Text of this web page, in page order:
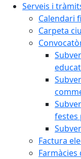
Serveis i
Calendari
Carpeta
festes
Factura